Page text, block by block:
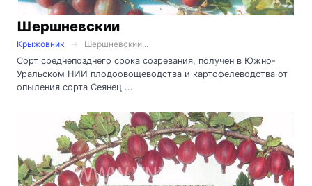
Шершневскии
Крыжовник
Шершневскии...
Сорт среднепозднего срока созревания, получен в Южно-
Уральском НИИ плодоовощеводства и картофелеводства от
опыления сорта Сеянец ...